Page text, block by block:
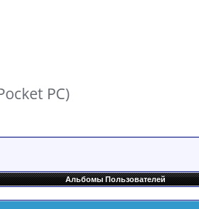
Альбомы Пользователей